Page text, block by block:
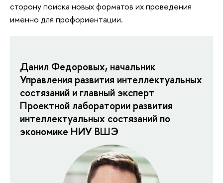
сторону поиска новых форматов их проведения
именно для профориентации.
Данил Федоровых, начальник
Управления развития интеллектуальных
состязаний и главный эксперт
Проектной лаборатории развития
интеллектуальных состязаний по
экономике НИУ ВШЭ